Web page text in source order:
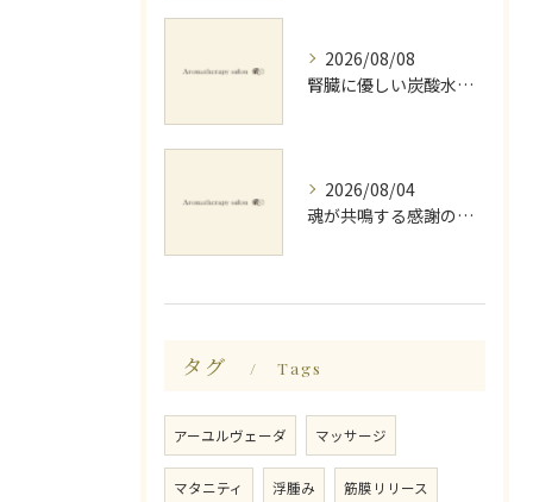
2026/08/08
腎臓に優しい炭酸水とミネラルでデトックス法
2026/08/04
魂が共鳴する感謝の心と天地創造
タグ Tags
アーユルヴェーダ マッサージ
マタニティ 浮腫み 筋膜リリース